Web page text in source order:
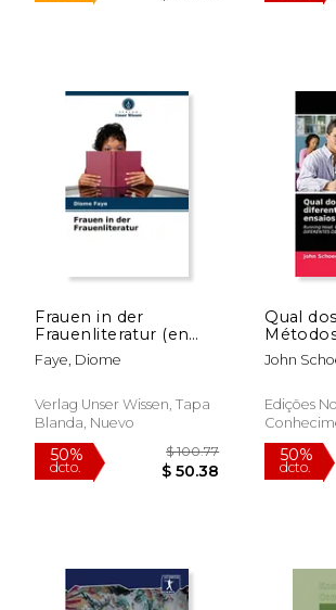
15%
dcto.
$ 99.99
$ 84.99
15%
dcto.
Frauen in der
Frauenliteratur (en
Alemán)
Faye, Diome
Verlag Unser Wissen, Tapa
Blanda, Nuevo
Qual
de
Quatro
John
Edições
Blanda,